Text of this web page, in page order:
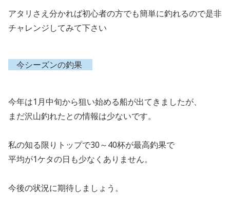
アタリさえ分かれば初心者の方でも簡単に釣れるので是非
チャレンジしてみて下さい
今シーズンの釣果
今年は1月中旬から狙い始める船が出てきましたが、
まだ沢山釣れたとの情報は少ないです。
私の知る限りトップで30～40杯が最高釣果で
平均が1ケタの日も少なくありません。
今後の状況に期待しましょう。